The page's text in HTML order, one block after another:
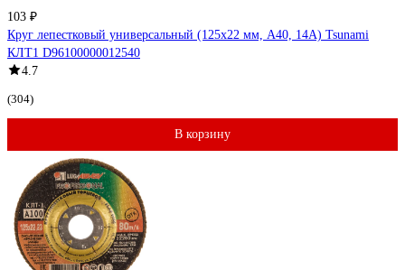
103 ₽
Круг лепестковый универсальный (125х22 мм, А40, 14А) Tsunami
КЛТ1 D96100000012540
4.7
(304)
В корзину